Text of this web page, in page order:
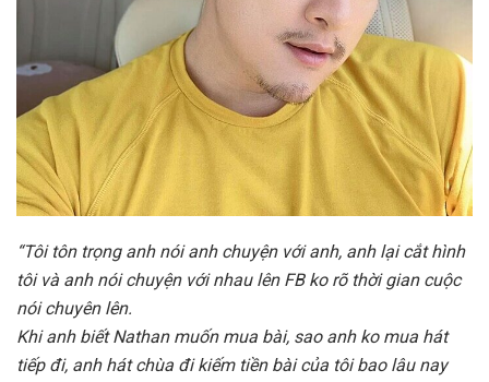
“Tôi tôn trọng anh nói anh chuyện với anh, anh lại cắt hình
tôi và anh nói chuyện với nhau lên FB ko rõ thời gian cuộc
nói chuyên lên.
Khi anh biết Nathan muốn mua bài, sao anh ko mua hát
tiếp đi, anh hát chùa đi kiếm tiền bài của tôi bao lâu nay